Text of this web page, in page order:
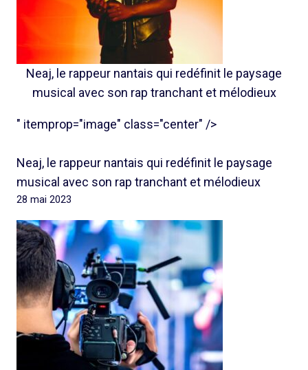
Neaj, le rappeur nantais qui redéfinit le paysage
musical avec son rap tranchant et mélodieux
" itemprop="image" class="center" />
Neaj, le rappeur nantais qui redéfinit le paysage
musical avec son rap tranchant et mélodieux
28 mai 2023